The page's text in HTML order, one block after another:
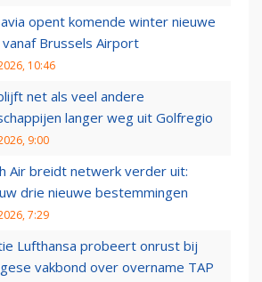
opent komende winter nieuwe
Brussels Airport
10:46
net als veel andere
langer weg uit Golfregio
9:00
Air breidt netwerk verder uit:
drie nieuwe bestemmingen
7:29
Lufthansa probeert onrust bij
vakbond over overname TAP